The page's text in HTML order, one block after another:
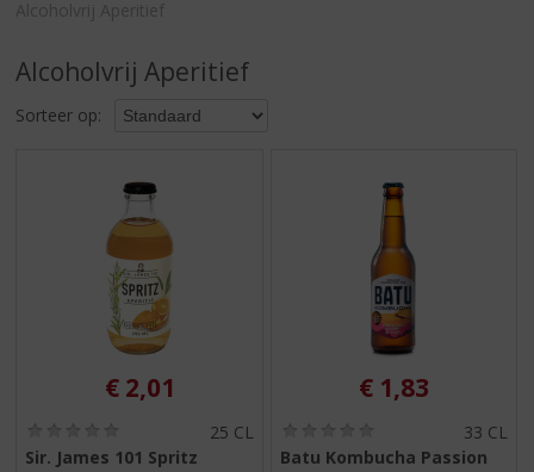
i
g
a
t
Alcoholvrij Aperitief
Alcoholvrij Aperitief
Sorteer op:
€ 2,01
25 CL
Sir. James 101 Spritz
€ 1,83
,
33 CL
Batu Kombucha Passion